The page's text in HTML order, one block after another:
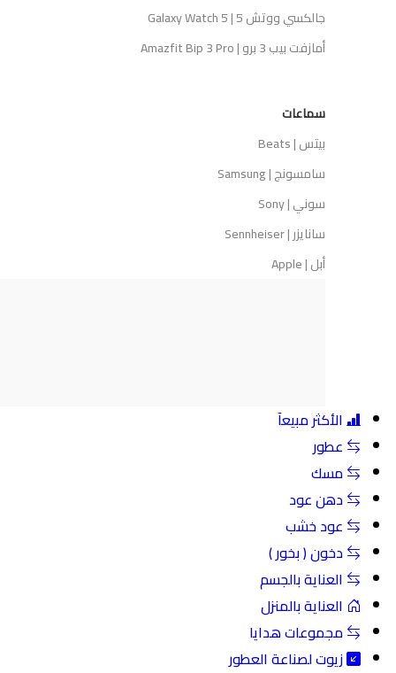
جالكسي ووتش 5 | Galaxy Watch 5
أمازفت بيب 3 برو | Amazfit Bip 3 Pro
سماعات
بيتس | Beats
سامسونج | Samsung
سوني | Sony
سانايزر | Sennheiser
الأكثر مبيعآ
عطور
مسك
دهن عود
عود خشب
دخون ( بخور )
العناية بالجسم
العناية بالمنزل
مجموعات هدايا
زيوت لصناعة العطور